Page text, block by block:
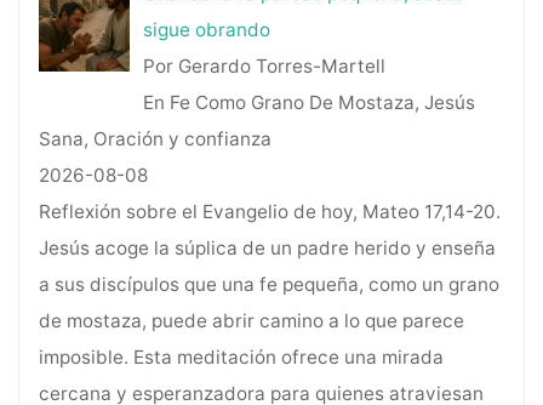
sigue obrando
Por Gerardo Torres-Martell
En Fe Como Grano De Mostaza, Jesús
Sana, Oración y confianza
2026-08-08
Reflexión sobre el Evangelio de hoy, Mateo 17,14-20.
Jesús acoge la súplica de un padre herido y enseña
a sus discípulos que una fe pequeña, como un grano
de mostaza, puede abrir camino a lo que parece
imposible. Esta meditación ofrece una mirada
cercana y esperanzadora para quienes atraviesan